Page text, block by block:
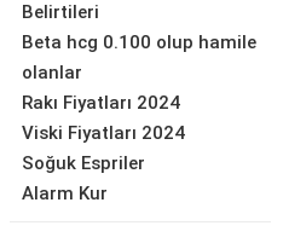
Belirtileri
Beta hcg 0.100 olup hamile
olanlar
Rakı Fiyatları 2024
Viski Fiyatları 2024
Soğuk Espriler
Alarm Kur